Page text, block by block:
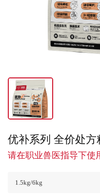
优补系列 全价处方
请在职业兽医指导下使
1.5kg/6kg